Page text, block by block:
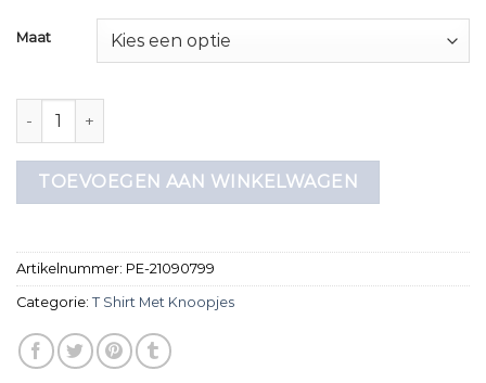
Maat
t shirt met knoopjes aantal
TOEVOEGEN AAN WINKELWAGEN
Artikelnummer: PE-21090799
Categorie: T Shirt Met Knoopjes